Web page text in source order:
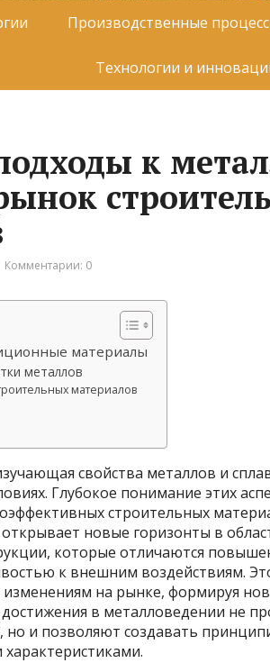
Производственные
Технологии и
к
Комментарии: 0
материалы
металлов
материалов
свойства металлов и
Глубокое понимание этих
строительных
новые горизонты в
которые отличаются
к внешним воздействиям.
на рынке, формируя
в металловедении не
и позволяют создавать